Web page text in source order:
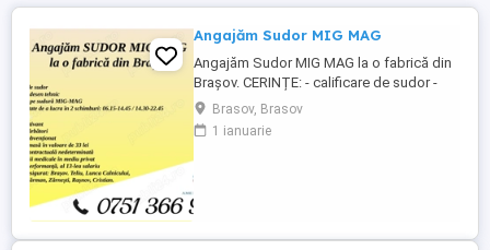
Angajăm Sudor MIG MAG
Angajăm Sudor MIG MAG la o fabrică din
Brașov. CERINȚE: - calificare de sudor -
cunoștințe desen tehnic - experiență pe
sudură MIG-MAG - disponibilitate pentru
lucru în 2 schimburi: 06.15-14.45 14.30-
Brasov, Brasov
1 ianuarie